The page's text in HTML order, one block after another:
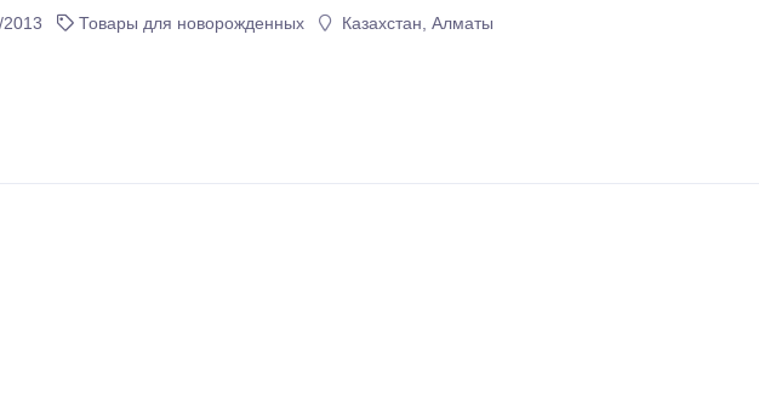
Товары для новорожденных Казахстан, Алматы